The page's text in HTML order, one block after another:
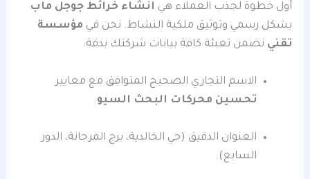
أول خطوة لجذب العملاء هي انشاء خرائط جوجل ماب
بشكل رسمي وتوثيق ملكية النشاط. نحن في مؤسسة
تقني نضمن تعبئة كافة بيانات شركتك بدقة:
الاسم التجاري الصحيح المتوافق مع معايير
تحسين محركات البحث السيو.
العنوان الدقيق (حي الخالدية، برج المرجانة، الدور
السابع).